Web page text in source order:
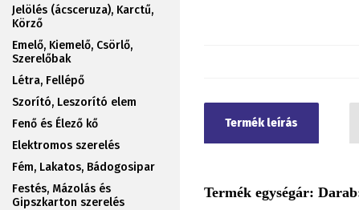
Jelölés (ácsceruza), Karctű,
Körző
Emelő, Kiemelő, Csörlő,
Szerelőbak
Létra, Fellépő
Szorító, Leszorító elem
Fenő és Élező kő
Elektromos szerelés
Fém, Lakatos, Bádogosipar
Festés, Mázolás és
Gipszkarton szerelés
Termék leírás
Termék egységár: